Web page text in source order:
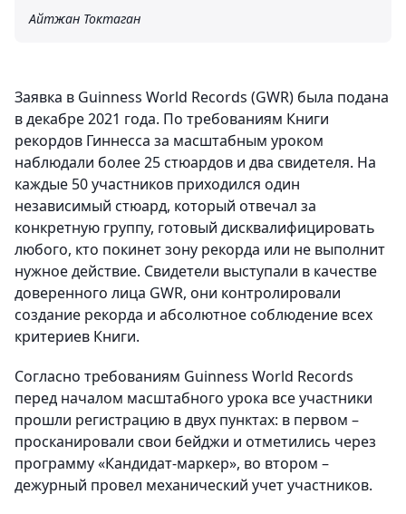
Айтжан Токтаган
Заявка в Guinness World Records (GWR) была подана
в декабре 2021 года. По требованиям Книги
рекордов Гиннесса за масштабным уроком
наблюдали более 25 стюардов и два свидетеля. На
каждые 50 участников приходился один
независимый стюард, который отвечал за
конкретную группу, готовый дисквалифицировать
любого, кто покинет зону рекорда или не выполнит
нужное действие. Свидетели выступали в качестве
доверенного лица GWR, они контролировали
создание рекорда и абсолютное соблюдение всех
критериев Книги.
Согласно требованиям Guinness World Records
перед началом масштабного урока все участники
прошли регистрацию в двух пунктах: в первом –
просканировали свои бейджи и отметились через
программу «Кандидат-маркер», во втором –
дежурный провел механический учет участников.